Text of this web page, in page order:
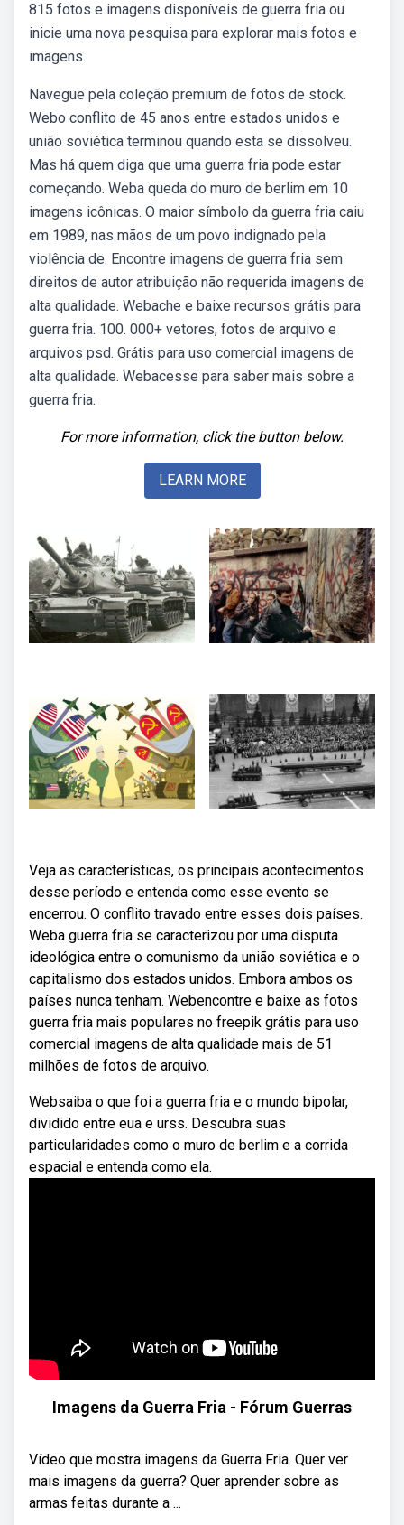
815 fotos e imagens disponíveis de guerra fria ou
inicie uma nova pesquisa para explorar mais fotos e
imagens.
Navegue pela coleção premium de fotos de stock.
Webo conflito de 45 anos entre estados unidos e
união soviética terminou quando esta se dissolveu.
Mas há quem diga que uma guerra fria pode estar
começando. Weba queda do muro de berlim em 10
imagens icônicas. O maior símbolo da guerra fria caiu
em 1989, nas mãos de um povo indignado pela
violência de. Encontre imagens de guerra fria sem
direitos de autor atribuição não requerida imagens de
alta qualidade. Webache e baixe recursos grátis para
guerra fria. 100. 000+ vetores, fotos de arquivo e
arquivos psd. Grátis para uso comercial imagens de
alta qualidade. Webacesse para saber mais sobre a
guerra fria.
For more information, click the button below.
LEARN MORE
Veja as características, os principais acontecimentos
desse período e entenda como esse evento se
encerrou. O conflito travado entre esses dois países.
Weba guerra fria se caracterizou por uma disputa
ideológica entre o comunismo da união soviética e o
capitalismo dos estados unidos. Embora ambos os
países nunca tenham. Webencontre e baixe as fotos
guerra fria mais populares no freepik grátis para uso
comercial imagens de alta qualidade mais de 51
milhões de fotos de arquivo.
Websaiba o que foi a guerra fria e o mundo bipolar,
dividido entre eua e urss. Descubra suas
particularidades como o muro de berlim e a corrida
espacial e entenda como ela.
Imagens da Guerra Fria - Fórum Guerras
Vídeo que mostra imagens da Guerra Fria. Quer ver
mais imagens da guerra? Quer aprender sobre as
armas feitas durante a ...